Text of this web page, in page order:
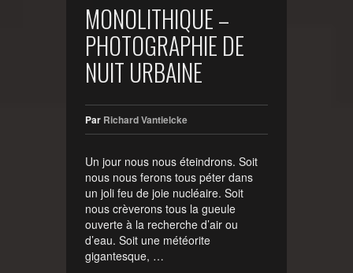
MONOLITHIQUE –
PHOTOGRAPHIE DE
NUIT URBAINE
Par Richard Vantielcke
Un jour nous nous éteindrons. Soit
nous nous ferons tous péter dans
un joli feu de joie nucléaire. Soit
nous crèverons tous la gueule
ouverte à la recherche d’air ou
d’eau. Soit une météorite
gigantesque, …